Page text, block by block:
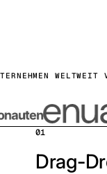
WELTWEIT
01
Drag-